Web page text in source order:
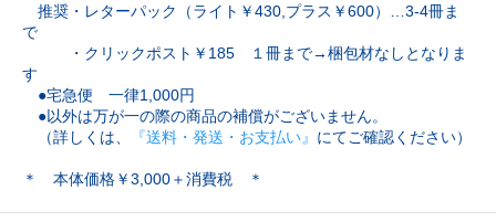
推奨・レターパック（ライト￥430,プラス￥600）…3-4冊ま
で
・クリックポスト￥185 １冊まで→梱包材なしとなりま
す
●宅急便 一律1,000円
●以外は万が一の際の商品の補償がございません。
（詳しくは、
『送料・発送・お支払い』 にてご確認ください）
＊ 本体価格￥3,000＋消費税 ＊